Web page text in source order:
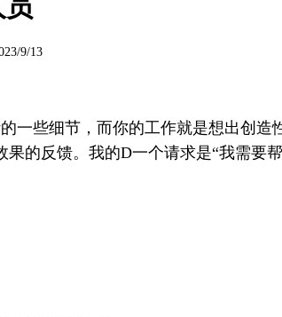
9/13
一些细节，而你的工作就是想出创造
的反馈。我的D一个请求是“我需要